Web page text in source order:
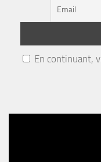
En continuant,